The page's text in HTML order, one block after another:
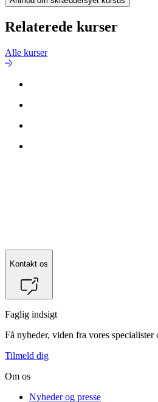
Relaterede kurser
Alle kurser
Kontakt os
Faglig indsigt
Få nyheder, viden fra vores
Tilmeld dig
Om os
Nyheder og presse